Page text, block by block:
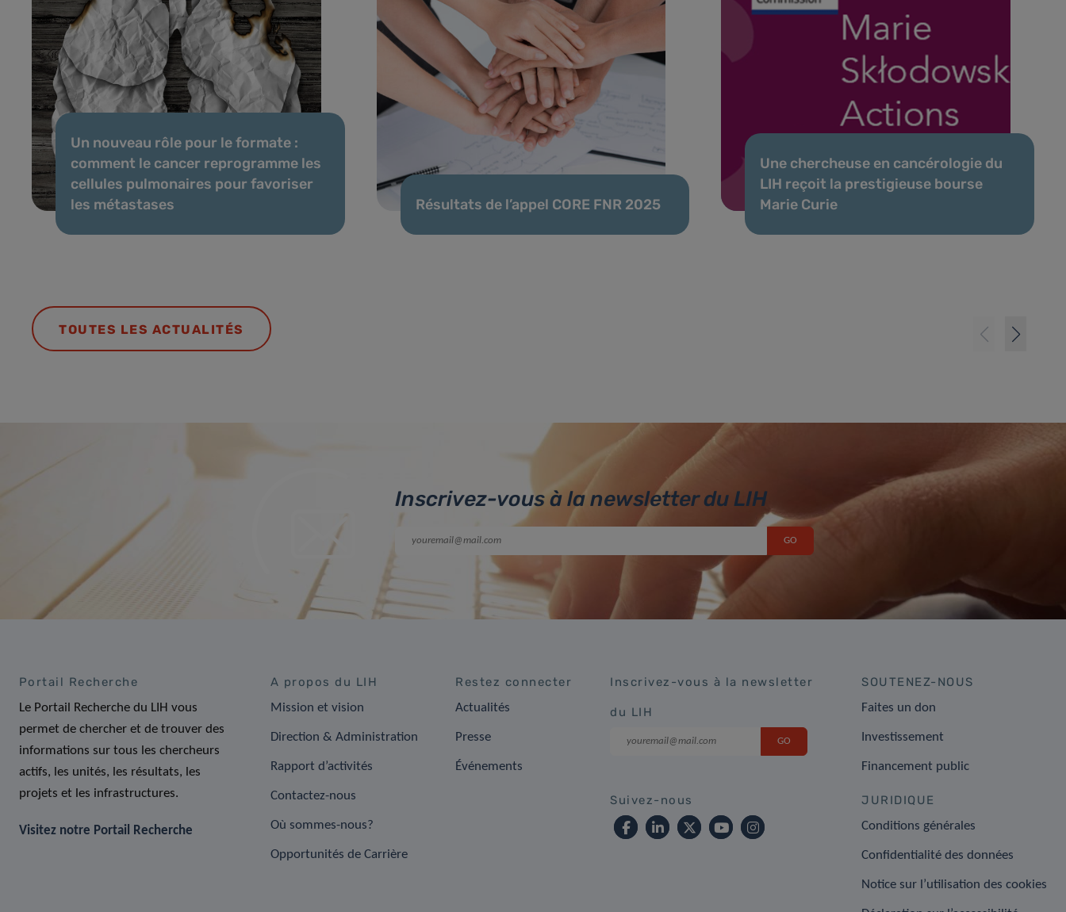
Un nouveau rôle pour le formate :
comment le cancer reprogramme les
cellules pulmonaires pour favoriser
les métastases
Résultats de l’appel CORE FNR 2025
Une chercheuse en cancérologie du
LIH reçoit la prestigieuse bourse
Marie Curie
TOUTES LES ACTUALITÉS
Inscrivez-vous à la newsletter du LIH
Portail Recherche
Le Portail Recherche du LIH vous
permet de chercher et de trouver des
informations sur tous les chercheurs
actifs, les unités, les résultats, les
projets et les infrastructures.
Visitez notre Portail Recherche
A propos du LIH
Mission et vision
Direction & Administration
Rapport d’activités
Contactez-nous
Où sommes-nous?
Opportunités de Carrière
Restez connecter
Actualités
Presse
Événements
Inscrivez-vous à la newsletter
du LIH
Suivez-nous
SOUTENEZ-NOUS
Faites un don
Investissement
Financement public
JURIDIQUE
Conditions générales
Confidentialité des données
Notice sur l’utilisation des cookies